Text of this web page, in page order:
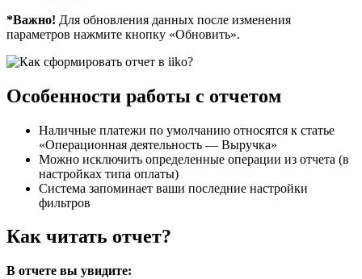
*Важно! Для обновления данных после изменения
параметров нажмите кнопку «Обновить».
Особенности работы с отчетом
Наличные платежи по умолчанию относятся к статье
«Операционная деятельность — Выручка»
Можно исключить определенные операции из отчета (в
настройках типа оплаты)
Система запоминает ваши последние настройки
фильтров
Как читать отчет?
В отчете вы увидите: